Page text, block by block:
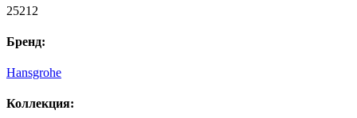
25212
Бренд:
Hansgrohe
Коллекция: